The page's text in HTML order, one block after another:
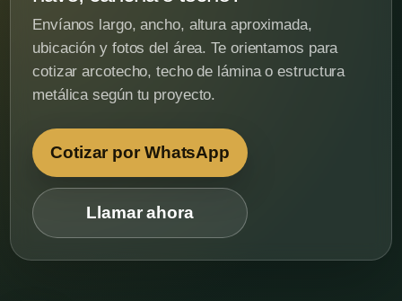
Envíanos largo, ancho, altura aproximada,
ubicación y fotos del área. Te orientamos para
cotizar arcotecho, techo de lámina o estructura
metálica según tu proyecto.
Cotizar por WhatsApp
Llamar ahora